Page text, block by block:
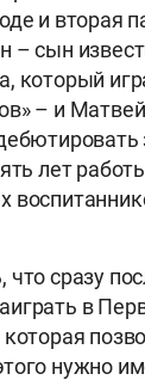
и вторая
– сын
который
– и
лет
сразу
в
нужно